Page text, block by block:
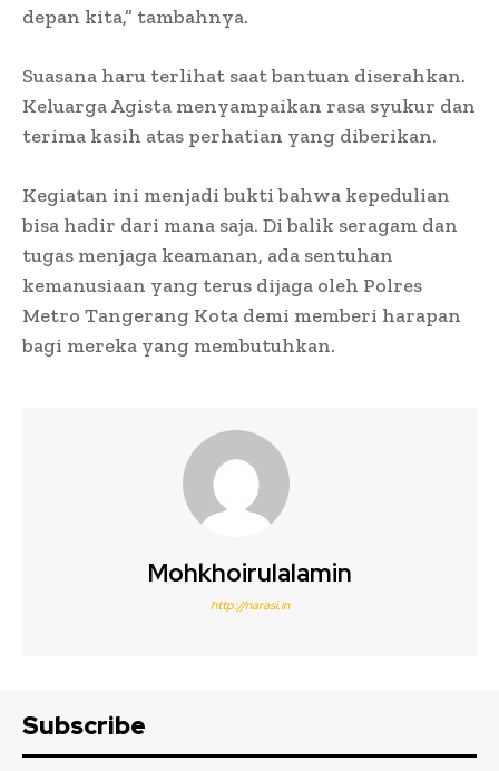
depan kita,” tambahnya.
Suasana haru terlihat saat bantuan diserahkan.
Keluarga Agista menyampaikan rasa syukur dan
terima kasih atas perhatian yang diberikan.
Kegiatan ini menjadi bukti bahwa kepedulian
bisa hadir dari mana saja. Di balik seragam dan
tugas menjaga keamanan, ada sentuhan
kemanusiaan yang terus dijaga oleh Polres
Metro Tangerang Kota demi memberi harapan
bagi mereka yang membutuhkan.
Mohkhoirulalamin
http://narasi.in
Subscribe